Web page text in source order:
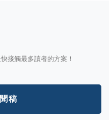
接觸最多讀者的方案！
稿